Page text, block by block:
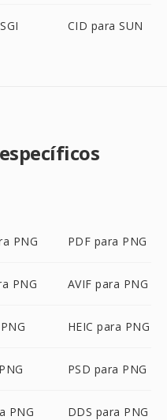
CID para SUN
PNG PDF para PNG
PNG AVIF para PNG
HEIC para PNG
PSD para PNG
PNG DDS para PNG